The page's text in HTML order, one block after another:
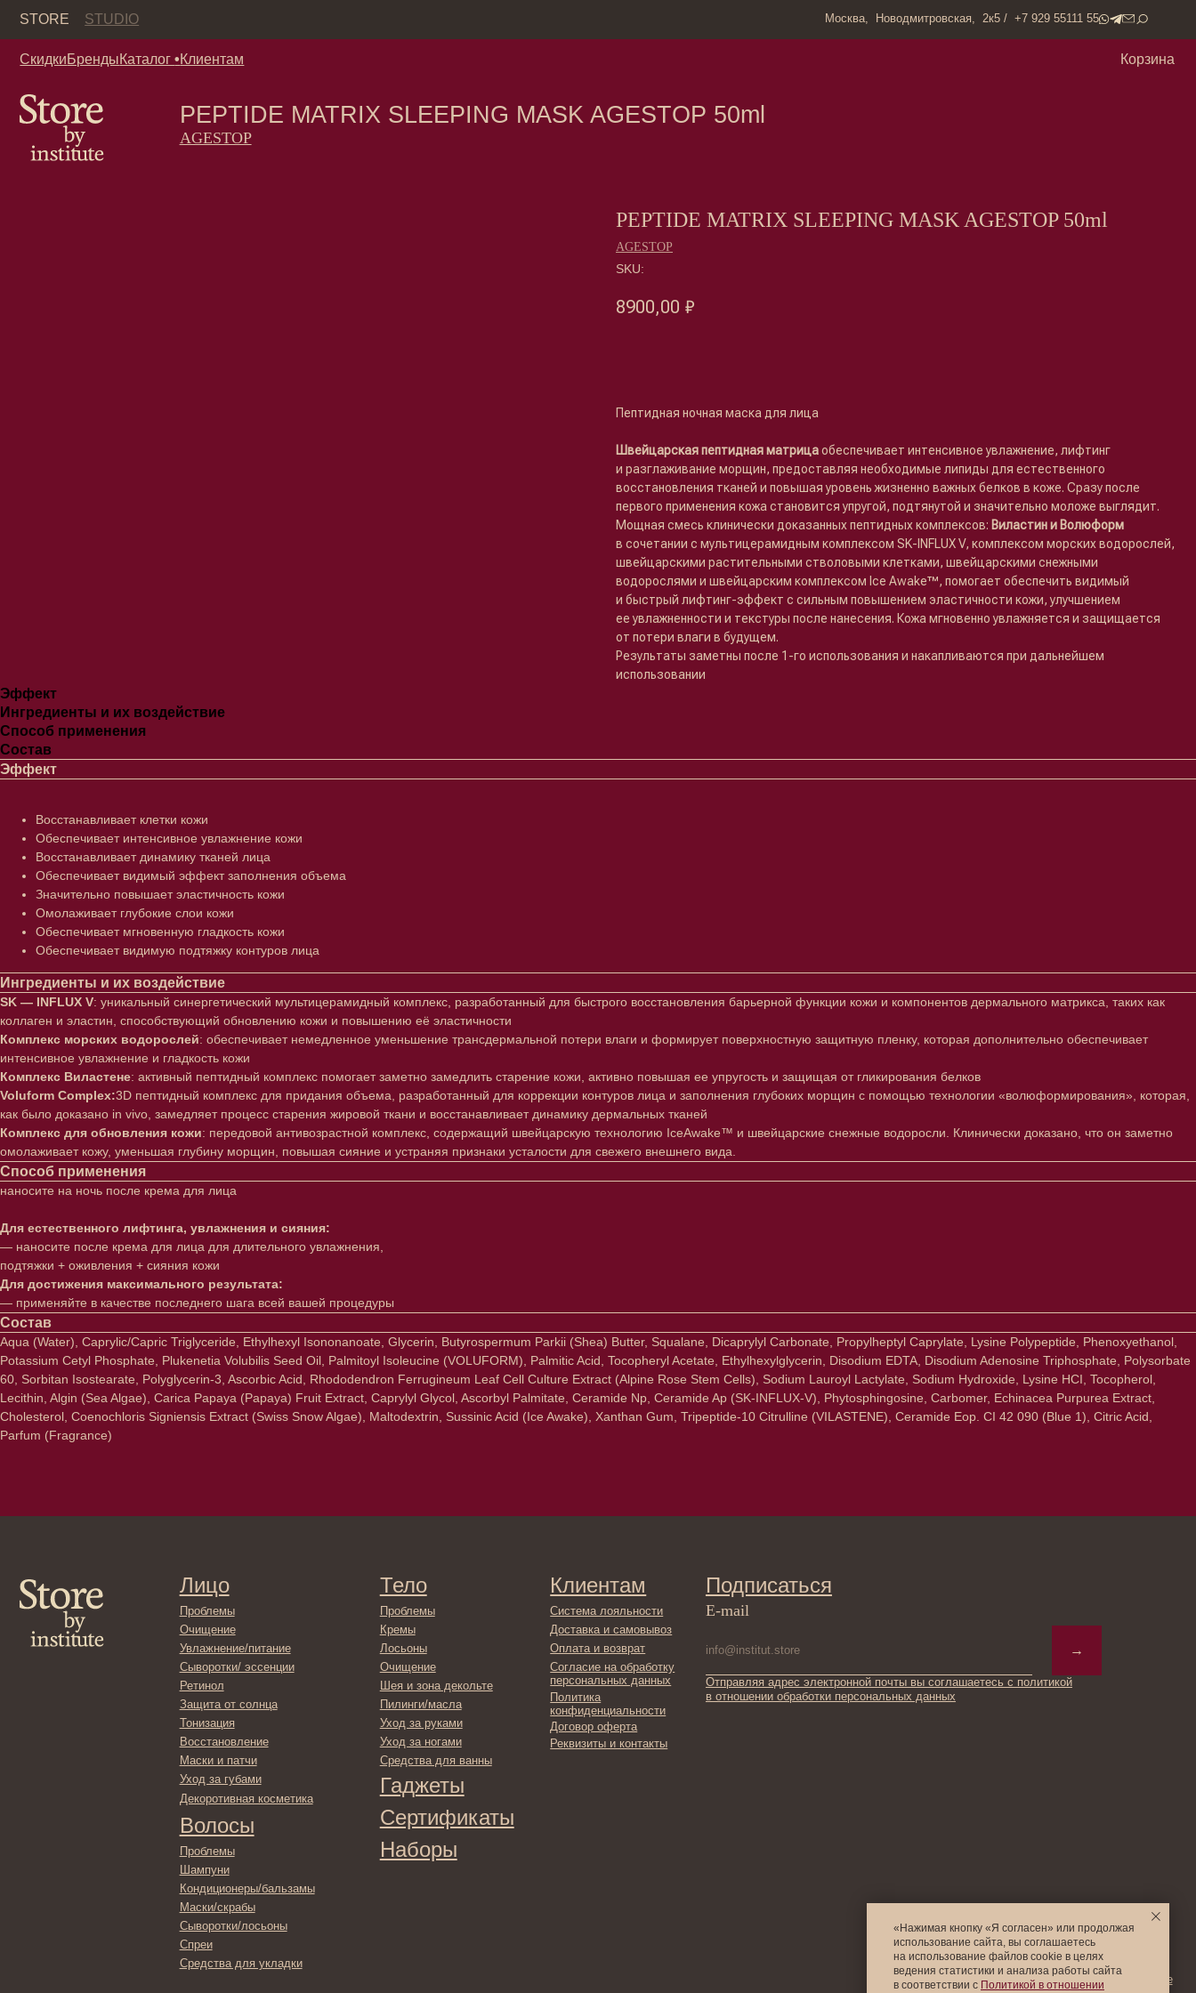
Москва, Новодмитровская, 2к5 / +7 929 55111 55
STORE STUDIO
Скидки Бренды Каталог Клиентам
PEPTIDE MATRIX SLEEPING MASK AGESTOP 50ml
AGESTOP
PEPTIDE MATRIX SLEEPING MASK AGESTOP 50ml
AGESTOP
SKU:
8900,00 ₽
Пептидная ночная маска для лица
Швейцарская пептидная матрицаобеспечивает интенсивное увлажнение, лифтинг
и разглаживание морщин, предоставляя необходимые липиды для естественного
восстановления тканей и повышая уровень жизненно важных белков в коже. Сразу после
первого применения кожа становится упругой, подтянутой и значительно моложе выглядит.
Мощная смесь клинически доказанных пептидных комплексов: Виластин и Волюформ
в сочетании с мультицерамидным комплексом SK-INFLUX V, комплексом морских водорослей,
швейцарскими растительными стволовыми клетками, швейцарскими снежными
водорослями и швейцарским комплексом Ice Awake™, помогает обеспечить видимый
и быстрый лифтинг-эффект с сильным повышением эластичности кожи, улучшением
ее увлажненности и текстуры после нанесения. Кожа мгновенно увлажняется и защищается
от потери влаги в будущем.
Результаты заметны после 1-го использования и накапливаются при дальнейшем
использовании
Эффект
Ингредиенты и их воздействие
Способ применения
Состав
Эффект
Восстанавливает клетки кожи
Обеспечивает интенсивное увлажнение кожи
Восстанавливает динамику тканей лица
Обеспечивает видимый эффект заполнения объема
Значительно повышает эластичность кожи
Омолаживает глубокие слои кожи
Обеспечивает мгновенную гладкость кожи
Обеспечивает видимую подтяжку контуров лица
Ингредиенты и их воздействие
SK — INFLUX V: уникальный синергетический мультицерамидный комплекс, разработанный для быстрого восстановления барьерной функции кожи и компонентов дермального матрикса, таких как
коллаген и эластин, способствующий обновлению кожи и повышению её эластичности
Комплекс морских водорослей: обеспечивает немедленное уменьшение трансдермальной потери влаги и формирует поверхностную защитную пленку, которая дополнительно обеспечивает
интенсивное увлажнение и гладкость кожи
Комплекс Виластене: активный пептидный комплекс помогает заметно замедлить старение кожи, активно повышая ее упругость и защищая от гликирования белков
Voluform Complex:3D пептидный комплекс для придания объема, разработанный для коррекции контуров лица и заполнения глубоких морщин с помощью технологии «волюформирования», которая,
как было доказано in vivo, замедляет процесс старения жировой ткани и восстанавливает динамику дермальных тканей
Комплекс для обновления кожи: передовой антивозрастной комплекс, содержащий швейцарскую технологию IceAwake™ и швейцарские снежные водоросли. Клинически доказано, что он заметно
омолаживает кожу, уменьшая глубину морщин, повышая сияние и устраняя признаки усталости для свежего внешнего вида.
Способ применения
наносите на ночь после крема для лица
Для естественного лифтинга, увлажнения и сияния:
— наносите после крема для лица для длительного увлажнения,
подтяжки + оживления + сияния кожи
Для достижения максимального результата:
— применяйте в качестве последнего шага всей вашей процедуры
Состав
Aqua (Water), Caprylic/Capric Triglyceride, Ethylhexyl Isononanoate, Glycerin, Butyrospermum Parkii (Shea) Butter, Squalane, Dicaprylyl Carbonate, Propylheptyl Caprylate, Lysine Polypeptide, Phenoxyethanol,
Potassium Cetyl Phosphate, Plukenetia Volubilis Seed Oil, Palmitoyl Isoleucine (VOLUFORM), Palmitic Acid, Tocopheryl Acetate, Ethylhexylglycerin, Disodium EDTA, Disodium Adenosine Triphosphate, Polysorbate
60, Sorbitan Isostearate, Polyglycerin-3, Ascorbic Acid, Rhododendron Ferrugineum Leaf Cell Culture Extract (Alpine Rose Stem Cells), Sodium Lauroyl Lactylate, Sodium Hydroxide, Lysine HCI, Tocopherol,
Lecithin, Algin (Sea Algae), Carica Papaya (Papaya) Fruit Extract, Caprylyl Glycol, Ascorbyl Palmitate, Ceramide Np, Ceramide Ap (SK-INFLUX-V), Phytosphingosine, Carbomer, Echinacea Purpurea Extract,
Cholesterol, Coenochloris Signiensis Extract (Swiss Snow Algae), Maltodextrin, Sussinic Acid (Ice Awake), Xanthan Gum, Tripeptide-10 Citrulline (VILASTENE), Ceramide Eop. CI 42 090 (Blue 1), Citric Acid,
Parfum (Fragrance)
Тело
Гаджеты
Сертификаты
Наборы
Клиентам
Политика
Подписаться
в отношении обработки персональных данных
Лицо
Уход за губами
Декоротивная косметика
Волосы
Проблемы
Шампуни
Кондиционеры/бальзамы
Маски/скрабы
Сыворотки/лосьоны
Спреи
Средства для укладки
«Нажимая кнопку «Я согласен» или продолжая
использование сайта, вы соглашаетесь
на использование файлов cookie в целях
ведения статистики и анализа работы cайта
в соответствии с Политикой в отношении